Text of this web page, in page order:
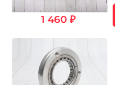
1 460 ₽